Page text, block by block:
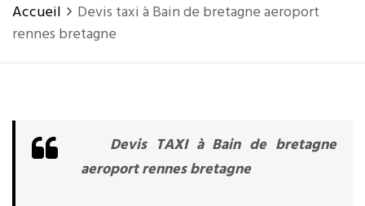
Accueil
Devis taxi à Bain de bretagne aeroport
rennes bretagne
Devis TAXI à Bain de bretagne
aeroport rennes bretagne